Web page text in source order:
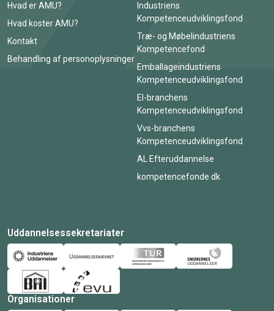
Hvad er AMU?
Hvad koster AMU?
Kontakt
Behandling af personoplysninger
Industriens
Kompetenceudviklingsfond
Træ- og Møbelindustriens
Kompetencefond
Emballageindustriens
Kompetenceudviklingsfond
El-branchens
Kompetenceudviklingsfond
Vvs-branchens
Kompetenceudviklingsfond
AL Efteruddannelse
kompetencefonde.dk
Uddannelsessekretariater
Organisationer